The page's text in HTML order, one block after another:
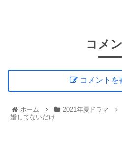
コメ
コメントを
ホーム 2021年夏ドラマ
婚してないだけ